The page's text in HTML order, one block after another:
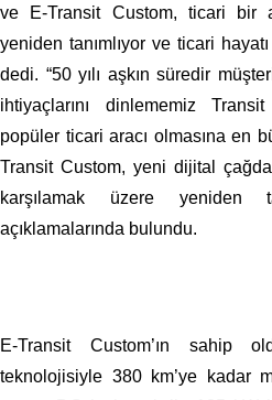
ve E-Transit Custom, ticari bir
yeniden tanımlıyor ve ticari
dedi. “50 yılı aşkın süredir
ihtiyaçlarını dinlememiz
popüler ticari aracı olmasına en
Transit Custom, yeni dijital çağda
karşılamak üzere yeniden
açıklamalarında bulundu.
E-Transit Custom’ın sahip
teknolojisiyle 380 km’ye kadar